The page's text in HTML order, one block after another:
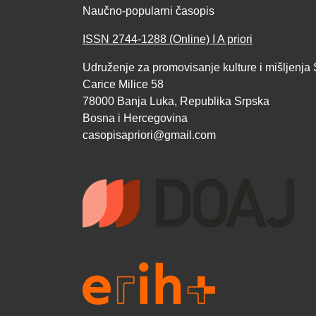
Naučno-popularni časopis
ISSN 2744-1288 (Online) I A priori
Udruženje za promovisanje kulture i mišljenja
Carice Milice 58
78000 Banja Luka, Republika Srpska
Bosna i Hercegovina
casopisapriori@gmail.com